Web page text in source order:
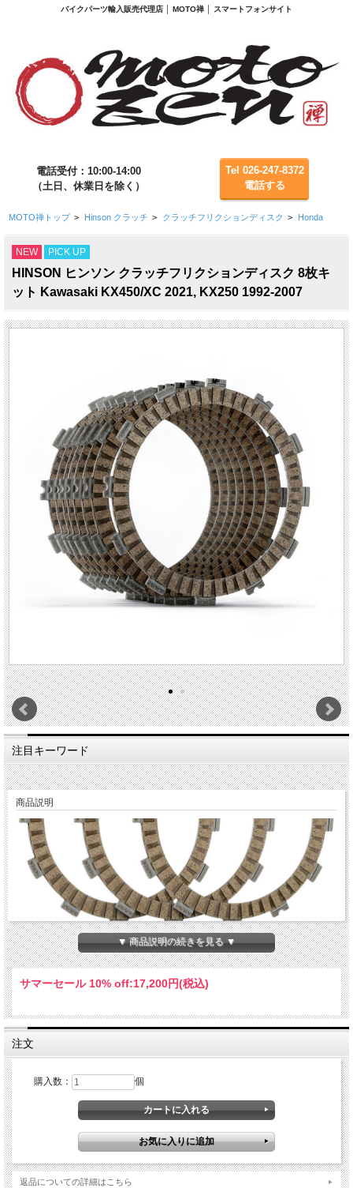
バイクパーツ輸入販売代理店 │ MOTO禅 │ スマートフォンサイト
電話受付：10:00-14:00
（土日、休業日を除く）
Tel 026-247-8372
電話する
MOTO禅トップ > Hinson クラッチ > クラッチフリクションディスク > Honda
NEW PICK UP
HINSON ヒンソン クラッチフリクションディスク 8枚キ
ット Kawasaki KX450/XC 2021, KX250 1992-2007
注目キーワード
商品説明
Hinson製フリクションプレート、車両1台分のセットです。
・すべてのフリクションプレートには高品質なオーガニック非研磨材を使用。エン
・純正のクラッチコンポーネントでも使用可能
・その他のHINSON製品と同一の高品質基準
・HINSON製のインナーハブ、バスケットと併用することで更なる長寿命を実現
・HINSON スチールプレートまたはアカダイズアルミプレートと併用することで
最大限のパフォーマンスを発揮。クラッチの切れ、繋がりが良くなり長寿命を実
※画像はイメージであり実物と異なる場合があります。
▼ 商品説明の続きを見る ▼
サマーセール 10% off:17,200円(税込)
注文
購入数： 個
返品についての詳細はこちら